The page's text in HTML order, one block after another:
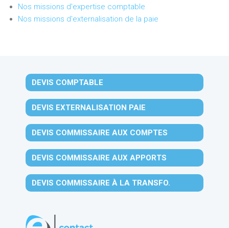
Nos missions d'expertise comptable
Nos missions d'externalisation de la paie
DEVIS COMPTABLE
DEVIS EXTERNALISATION PAIE
DEVIS COMMISSAIRE AUX COMPTES
DEVIS COMMISSAIRE AUX APPORTS
DEVIS COMMISSAIRE À LA TRANSFO.